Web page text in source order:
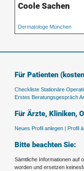
Coole Sachen
Dermatologe München
Für Patienten
Checkliste Stationäre
Erstes Beratungsgespräch
Für Ärzte, Kliniken,
Neues Profil anlegen | Profil
Bitte beachten Sie:
Sämtliche Informationen auf
worden und ersetzen